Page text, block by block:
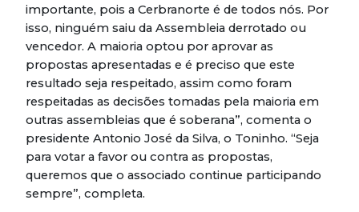
importante, pois a Cerbranorte é de todos nós. Por
isso, ninguém saiu da Assembleia derrotado ou
vencedor. A maioria optou por aprovar as
propostas apresentadas e é preciso que este
resultado seja respeitado, assim como foram
respeitadas as decisões tomadas pela maioria em
outras assembleias que é soberana”, comenta o
presidente Antonio José da Silva, o Toninho. “Seja
para votar a favor ou contra as propostas,
queremos que o associado continue participando
sempre”, completa.